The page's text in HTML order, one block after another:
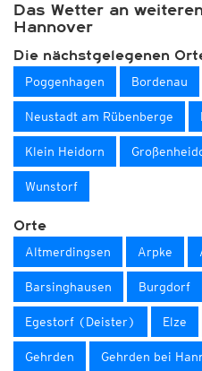
Das Wetter an
Hannover
Die nächstgelegenen
Poggenhagen Bordenau
Neustadt am Rübenberge
Klein Heidorn
Wunstorf
Orte
Altmerdingsen Arpke
Barsinghausen Burgdorf
Egestorf (Deister) Elze
Gehrden Gehrden bei